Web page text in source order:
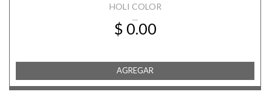
HOLI COLOR
...
$ 0.00
AGREGAR